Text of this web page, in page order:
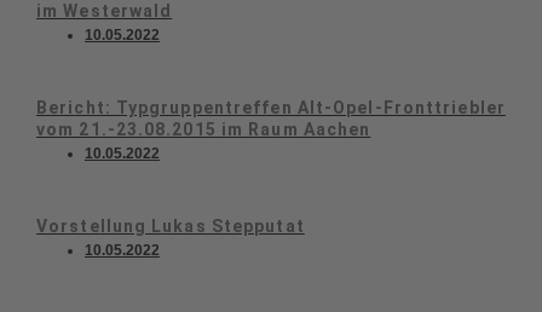
im Westerwald
10.05.2022
Bericht: Typgruppentreffen Alt-Opel-Fronttriebler
vom 21.-23.08.2015 im Raum Aachen
10.05.2022
Vorstellung Lukas Stepputat
10.05.2022